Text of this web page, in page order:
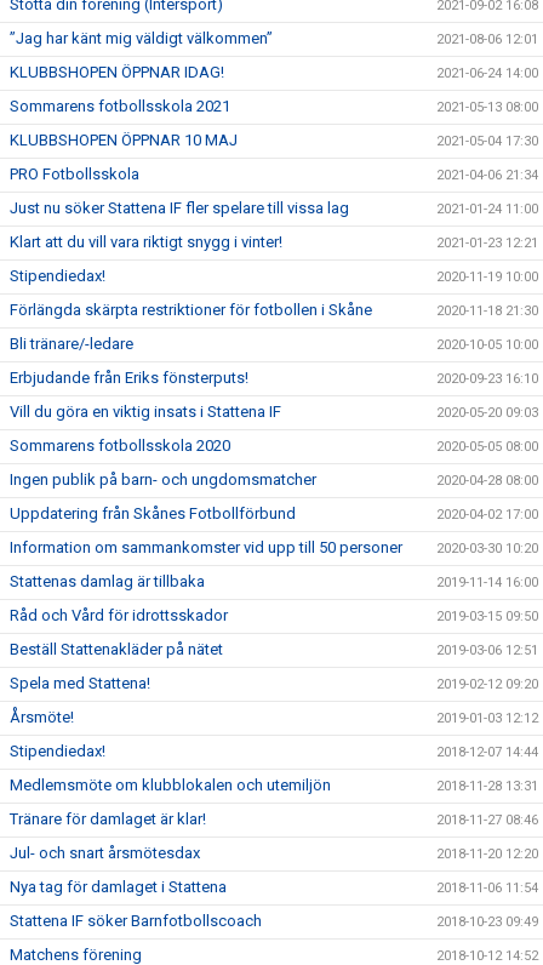
Stötta din förening (Intersport) 2021-09-02 16:08
”Jag har känt mig väldigt välkommen” 2021-08-06 12:01
KLUBBSHOPEN ÖPPNAR IDAG! 2021-06-24 14:00
Sommarens fotbollsskola 2021 2021-05-13 08:00
KLUBBSHOPEN ÖPPNAR 10 MAJ 2021-05-04 17:30
PRO Fotbollsskola 2021-04-06 21:34
Just nu söker Stattena IF fler spelare till vissa lag 2021-01-24 11:00
Klart att du vill vara riktigt snygg i vinter! 2021-01-23 12:21
Stipendiedax! 2020-11-19 10:00
Förlängda skärpta restriktioner för fotbollen i Skåne 2020-11-18 21:30
Bli tränare/-ledare 2020-10-05 10:00
Erbjudande från Eriks fönsterputs! 2020-09-23 16:10
Vill du göra en viktig insats i Stattena IF 2020-05-20 09:03
Sommarens fotbollsskola 2020 2020-05-05 08:00
Ingen publik på barn- och ungdomsmatcher 2020-04-28 08:00
Uppdatering från Skånes Fotbollförbund 2020-04-02 17:00
Information om sammankomster vid upp till 50 personer 2020-03-30 10:20
Stattenas damlag är tillbaka 2019-11-14 16:00
Råd och Vård för idrottsskador 2019-03-15 09:50
Beställ Stattenakläder på nätet 2019-03-06 12:51
Spela med Stattena! 2019-02-12 09:20
Årsmöte! 2019-01-03 12:12
Stipendiedax! 2018-12-07 14:44
Medlemsmöte om klubblokalen och utemiljön 2018-11-28 13:31
Tränare för damlaget är klar! 2018-11-27 08:46
Jul- och snart årsmötesdax 2018-11-20 12:20
Nya tag för damlaget i Stattena 2018-11-06 11:54
Stattena IF söker Barnfotbollscoach 2018-10-23 09:49
Matchens förening 2018-10-12 14:52